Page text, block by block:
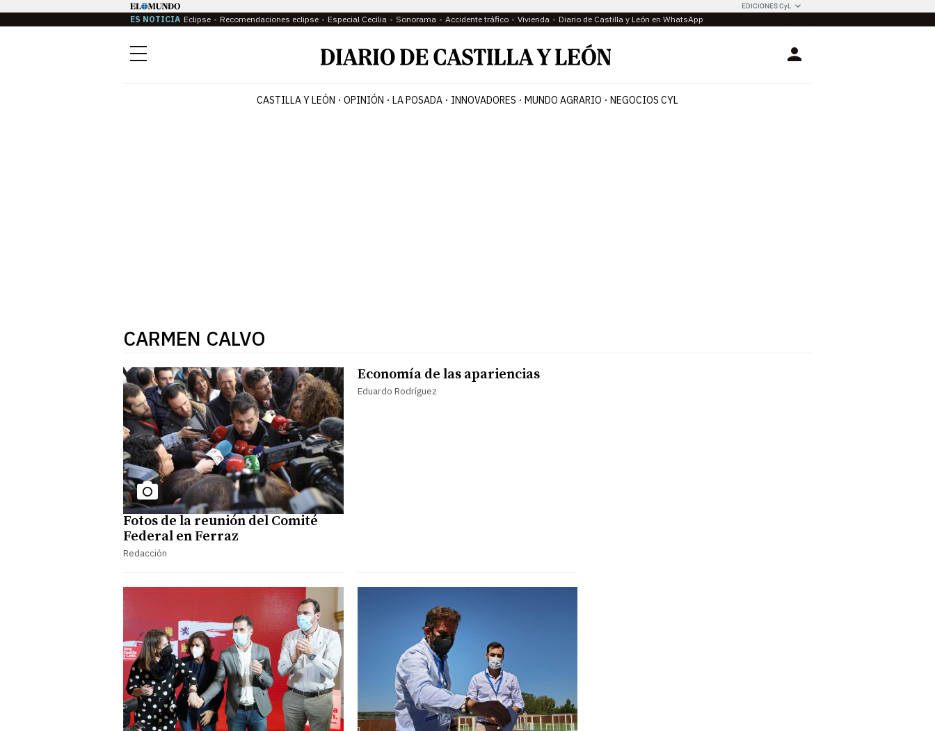
EDICIONES CyL
ES NOTICIA Eclipse Recomendaciones eclipse Especial Cecilia Sonorama Accidente tráfico Vivienda Diario de Castilla y León en WhatsApp
Menú Login
CASTILLA Y LEÓN OPINIÓN LA POSADA INNOVADORES MUNDO AGRARIO NEGOCIOS CYL
CARMEN CALVO
Fotos de la reunión del Comité
Federal en Ferraz
Redacción
Economía de las apariencias
Eduardo Rodríguez